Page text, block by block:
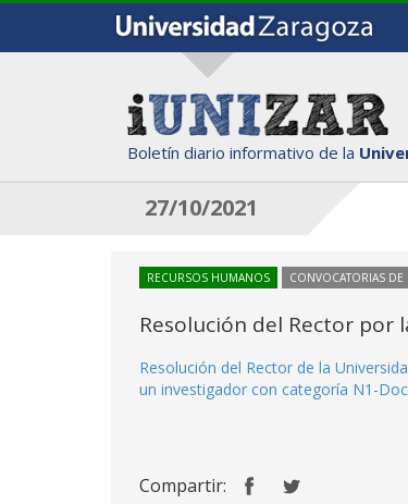
Boletín diario informativo de la
27/10/2021
RECURSOS HUMANOS CONVOCATORIAS DE
Resolución del Rector por
Resolución del Rector de la
un investigador con categoría N1-
Compartir: